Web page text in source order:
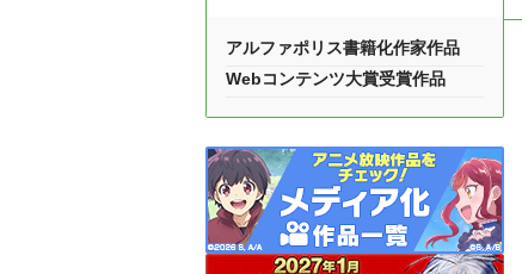
アルファポリス書籍化作家作品
Webコンテンツ大賞受賞作品